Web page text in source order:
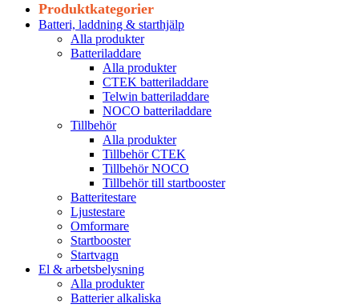
Produktkategorier
Batteri, laddning & starthjälp
Alla produkter
Batteriladdare
Alla produkter
CTEK batteriladdare
Telwin batteriladdare
NOCO batteriladdare
Tillbehör
Alla produkter
Tillbehör CTEK
Tillbehör NOCO
Tillbehör till startbooster
Batteritestare
Ljustestare
Omformare
Startbooster
Startvagn
El & arbetsbelysning
Alla produkter
Batterier alkaliska